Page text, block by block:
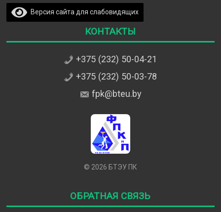
Версия сайта для слабовидящих
Контакты
+375 (232) 50-04-21
+375 (232) 50-03-78
fpk@bteu.by
© 2026 БТЭУ ПК
Обратная связь